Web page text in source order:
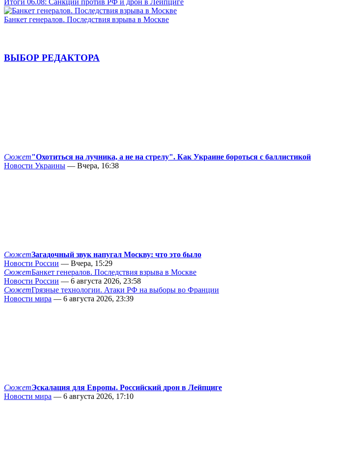
Банкет генералов. Последствия взрыва в Москве
ВЫБОР РЕДАКТОРА
Сюжет"Охотиться на лучника, а не на стрелу". Как Украине бороться с баллистикой
Новости Украины — Вчера, 16:38
СюжетЗагадочный звук напугал Москву: что это было
Новости России — Вчера, 15:29
СюжетБанкет генералов. Последствия взрыва в Москве
Новости России — 6 августа 2026, 23:58
СюжетГрязные технологии. Атаки РФ на выборы во Франции
Новости мира — 6 августа 2026, 23:39
СюжетЭскалация для Европы. Российский дрон в Лейпциге
Новости мира — 6 августа 2026, 17:10